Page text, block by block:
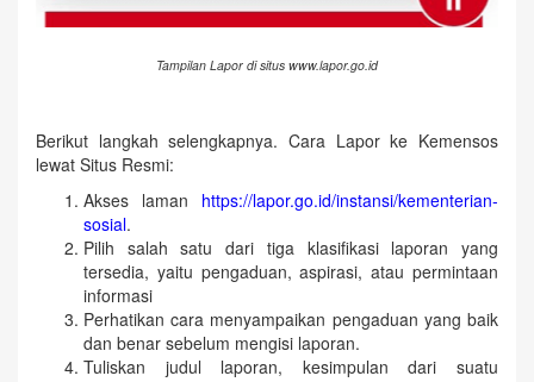
Tampilan Lapor di situs www.lapor.go.id
Berikut langkah selengkapnya. Cara Lapor ke Kemensos
lewat Situs Resmi:
Akses laman https://lapor.go.id/instansi/kementerian-
sosial.
Pilih salah satu dari tiga klasifikasi laporan yang
tersedia, yaitu pengaduan, aspirasi, atau permintaan
informasi
Perhatikan cara menyampaikan pengaduan yang baik
dan benar sebelum mengisi laporan.
Tuliskan judul laporan, kesimpulan dari suatu